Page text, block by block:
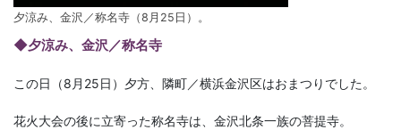
夕涼み、金沢／称名寺（8月25日）。
◆夕涼み、金沢／称名寺
この日（8月25日）夕方、隣町／横浜金沢区はおまつりでした。
花火大会の後に立寄った称名寺は、金沢北条一族の菩提寺。